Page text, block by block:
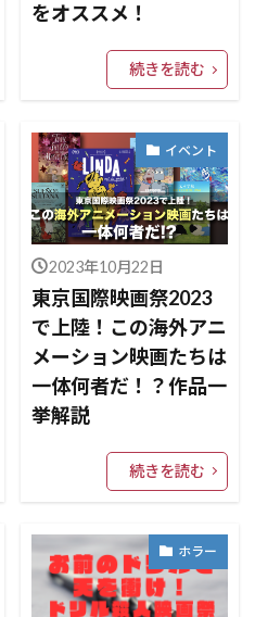
をオススメ！
続きを読む
イベント
2023年10月22日
東京国際映画祭2023
で上陸！この海外アニ
メーション映画たちは
一体何者だ！？作品一
挙解説
続きを読む
ホラー